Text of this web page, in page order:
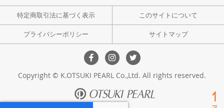
特定商取引法に基づく表示 このサイトについて
プライバシーポリシー サイトマップ
Copyright © K.OTSUKI PEARL Co.,Ltd. All rights reserved.